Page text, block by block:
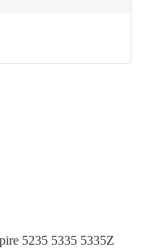
5235 5335 5335Z